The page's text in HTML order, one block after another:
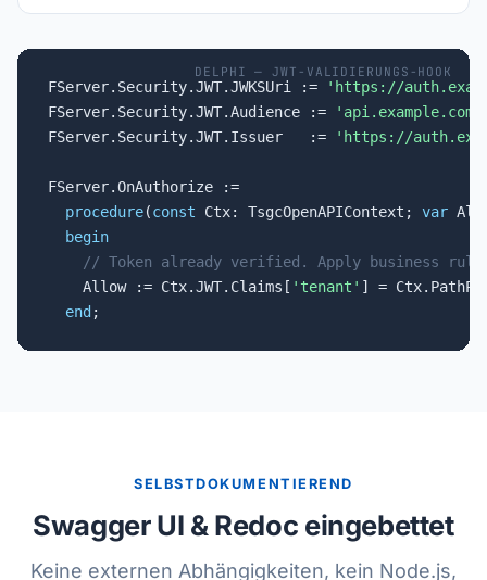
DELPHI — JWT-VALIDIERUNGS-HOOK
FServer.Security.JWT.JWKSUri :=
'https://
FServer.Security.JWT.Audience :=
'api.example.com'
FServer.Security.JWT.Issuer   :=
'https://
FServer.OnAuthorize :=
procedure(const Ctx: TsgcOpenAPIContext; var
begin
// Token already verified. Apply business rule
    Allow := Ctx.JWT.Claims[
'tenant' ] =
end ;
SELBSTDOKUMENTIEREND
Swagger UI & Redoc eingebettet
Keine externen Abhängigkeiten, kein Node.js,